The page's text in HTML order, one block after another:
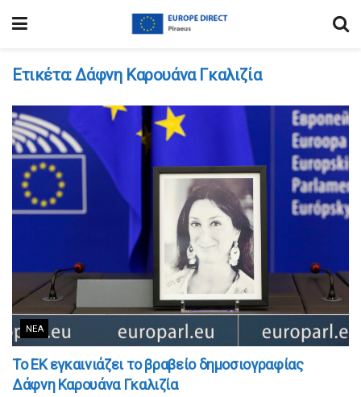
Ετικέτα:Δάφνη Καρουάνα Γκαλιζία
ΝΈΑ
Το ΕΚ εγκαινιάζει το βραβείο δημοσιογραφίας
Δάφνη Καρουάνα Γκαλιζία